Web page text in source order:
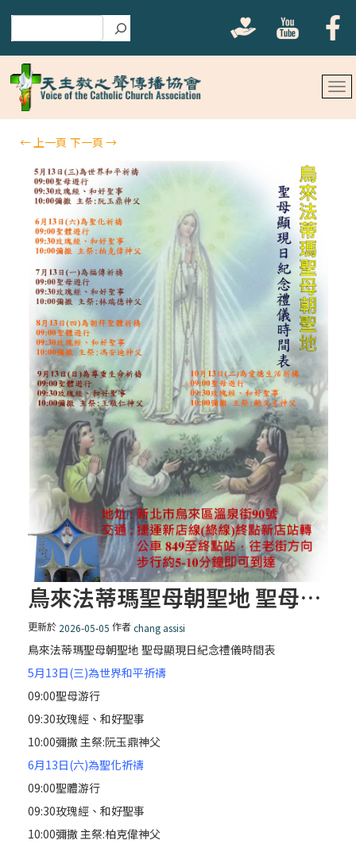
←上一頁 下一頁→
鳥來法蒂瑪聖母朝聖地 聖母顯現日紀念禮儀時間表
更新於 2026-05-05 作者chang assisi
鳥來法蒂瑪聖母朝聖地 聖母顯現日紀念禮儀時間表
5月13日(三)為世界和平祈禱
09:00聖母游行
09:30玫瑰經、和好聖事
10:00彌撒 主祭:阮玉鼎神父
6月13日(六)為聖化祈禱
09:00聖體游行
09:30玫瑰經、和好聖事
10:00彌撒 主祭:柏克偉神父